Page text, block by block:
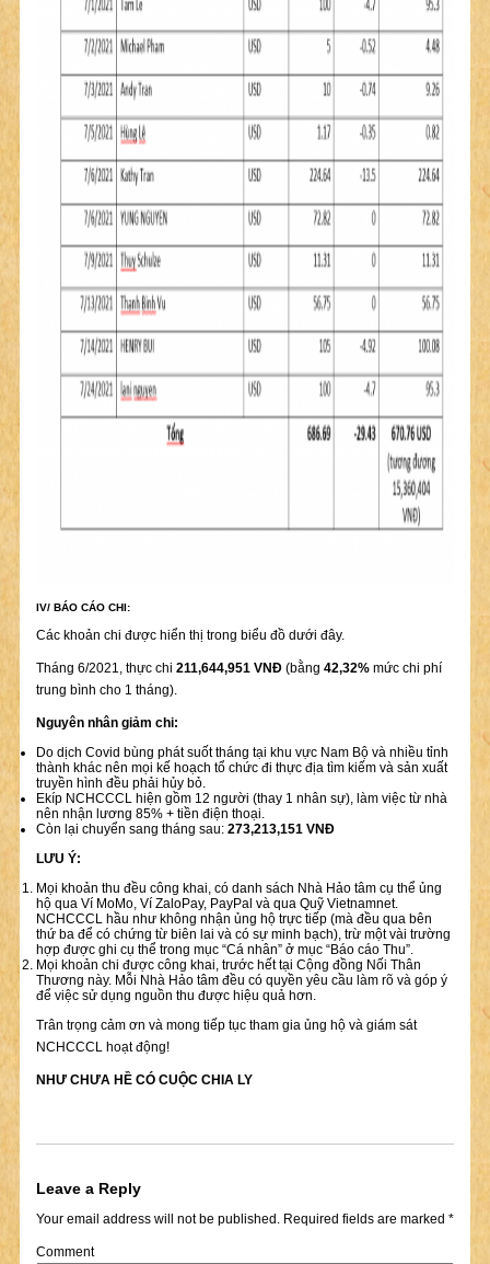
IV/ BÁO CÁO CHI:
Các khoản chi được hiển thị trong biểu đồ dưới đây.
Tháng 6/2021, thực chi 211,644,951 VNĐ(bằng 42,32%mức chi phí
trung bình cho 1 tháng).
Nguyên nhân giảm chi:
Do dịch Covid bùng phát suốt tháng tại khu vực Nam Bộ và nhiều tỉnh
thành khác nên mọi kế hoạch tổ chức đi thực địa tìm kiếm và sản xuất
truyền hình đều phải hủy bỏ.
Ekíp NCHCCCL hiện gồm 12 người (thay 1 nhân sự), làm việc từ nhà
nên nhận lương 85% + tiền điện thoại.
Còn lại chuyển sang tháng sau: 273,213,151 VNĐ
LƯU Ý:
Mọi khoản thu đều công khai, có danh sách Nhà Hảo tâm cụ thể ủng
hộ qua Ví MoMo, Ví ZaloPay, PayPal và qua Quỹ Vietnamnet.
NCHCCCL hầu như không nhận ủng hộ trực tiếp (mà đều qua bên
thứ ba để có chứng từ biên lai và có sự minh bạch), trừ một vài trường
hợp được ghi cụ thể trong mục “Cá nhân” ở mục “Báo cáo Thu”.
Mọi khoản chi được công khai, trước hết tại Cộng đồng Nối Thân
Thương này. Mỗi Nhà Hảo tâm đều có quyền yêu cầu làm rõ và góp ý
để việc sử dụng nguồn thu được hiệu quả hơn.
Trân trọng cảm ơn và mong tiếp tục tham gia ủng hộ và giám sát
NCHCCCL hoạt động!
NHƯ CHƯA HỀ CÓ CUỘC CHIA LY
Leave a Reply
Your email address will not be published.Required fields are marked *
Comment